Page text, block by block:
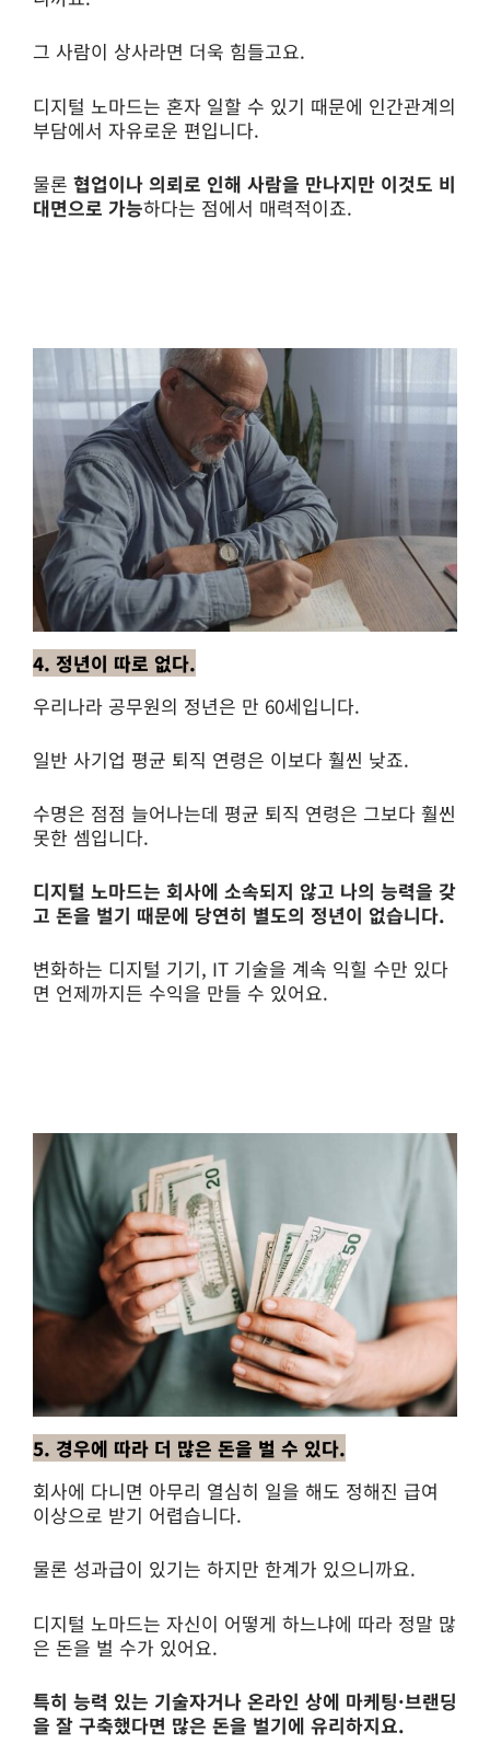
그 사람이 상사라면 더욱 힘들고요.
디지털 노마드는 혼자 일할 수 있기 때문에 인간관계의
부담에서 자유로운 편입니다.
물론 협업이나 의뢰로 인해 사람을 만나지만 이것도 비
대면으로 가능하다는 점에서 매력적이죠.
4. 정년이 따로 없다.
우리나라 공무원의 정년은 만 60세입니다.
일반 사기업 평균 퇴직 연령은 이보다 훨씬 낮죠.
수명은 점점 늘어나는데 평균 퇴직 연령은 그보다 훨씬
못한 셈입니다.
디지털 노마드는 회사에 소속되지 않고 나의 능력을 갖
고 돈을 벌기 때문에 당연히 별도의 정년이 없습니다.
변화하는 디지털 기기, IT 기술을 계속 익힐 수만 있다
면 언제까지든 수익을 만들 수 있어요.
5. 경우에 따라 더 많은 돈을 벌 수 있다.
회사에 다니면 아무리 열심히 일을 해도 정해진 급여
이상으로 받기 어렵습니다.
물론 성과급이 있기는 하지만 한계가 있으니까요.
디지털 노마드는 자신이 어떻게 하느냐에 따라 정말 많
은 돈을 벌 수가 있어요.
특히 능력 있는 기술자거나 온라인 상에 마케팅·브랜딩
을 잘 구축했다면 많은 돈을 벌기에 유리하지요.